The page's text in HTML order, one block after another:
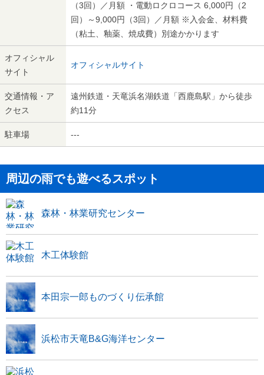
（3回）／月額 ・電動ロクロコース 6,000円（2
回）～9,000円（3回）／月額 ※入会金、材料費
（粘土、釉薬、焼成費）別途かかります
オフィシャル
サイト
オフィシャルサイト
交通情報・ア
クセス
遠州鉄道・天竜浜名湖鉄道「西鹿島駅」から徒歩
約11分
駐車場 ---
周辺の雨でも遊べるスポット
森林・林業研究センター
木工体験館
本田宗一郎ものづくり伝承館
浜松市天竜B&G海洋センター